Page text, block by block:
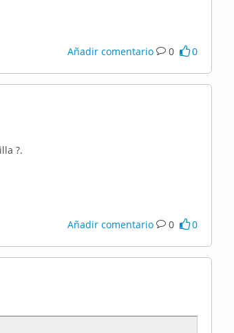
Añadir comentario 0 0
?.
Añadir comentario 0 0